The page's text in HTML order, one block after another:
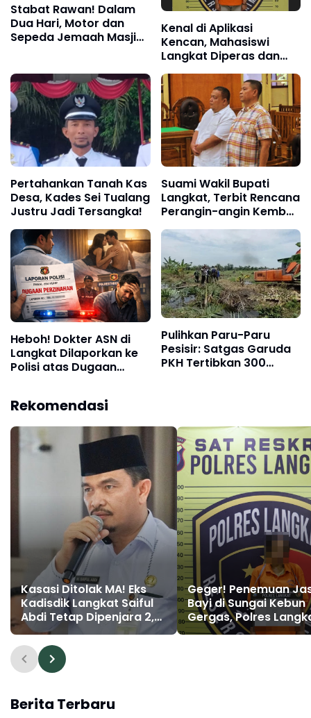
Stabat Rawan! Dalam
Dua Hari, Motor dan
Sepeda Jemaah Masjid
Kenal di Aplikasi
Kencan, Mahasiswi
Langkat Diperas dan
Diperkosa Pria Asal
Medan!
Pertahankan Tanah Kas
Desa, Kades Sei Tualang
Justru Jadi Tersangka!
Suami Wakil Bupati
Langkat, Terbit Rencana
Perangin-angin Kembali
Dijatuhi Hukuman
Penjara
Heboh! Dokter ASN di
Langkat Dilaporkan ke
Polisi atas Dugaan
Pulihkan Paru-Paru
Pesisir: Satgas Garuda
PKH Tertibkan 300
Rekomendasi
Kasasi Ditolak MA! Eks
Kadisdik Langkat Saiful
Abdi Tetap Dipenjara 2,5
Tahun Kasus Suap PPPK
Geger! Penemuan
Bayi di Sungai Kebun
Gergas, Polres
Amankan Pelaku
Berita Terbaru